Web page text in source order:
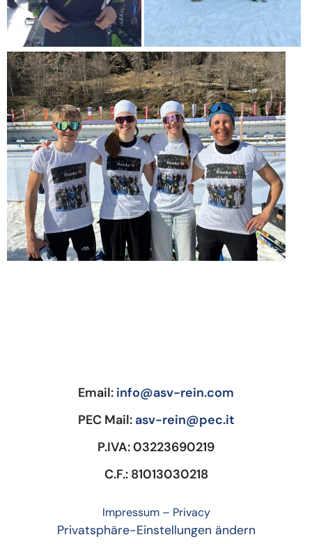
Email: info@asv-rein.com
PEC Mail: asv-rein@pec.it
P.IVA: 03223690219
C.F.: 81013030218
Impressum– Privacy
Privatsphäre-Einstellungen ändern